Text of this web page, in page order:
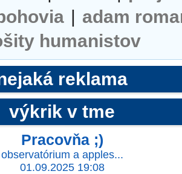
| adam
humanistov
reklama
výkrik v tme
Pracovňa ;)
observatórium a apples...
01.09.2025 19:08